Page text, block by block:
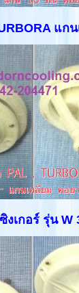
แก
เกอร์ รุ่น W